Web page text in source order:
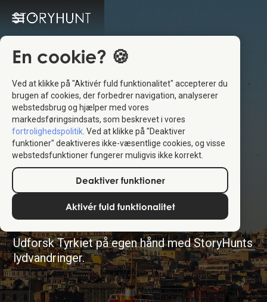
En cookie? 🍪
Ved at klikke på "Aktivér fuld funktionalitet" accepterer du
brugen af cookies, der forbedrer navigation, analyserer
webstedsbrug og hjælper med vores
markedsføringsindsats, som beskrevet i vores
fortrolighedspolitik . Ved at klikke på "Deaktiver
funktioner" deaktiveres ikke-væsentlige cookies, og visse
webstedsfunktioner fungerer muligvis ikke korrekt.
Deaktiver funktioner
Aktivér fuld funktionalitet
Tyrkiet
Udforsk Tyrkiet på egen hånd med StoryHunts
lydvandringer.